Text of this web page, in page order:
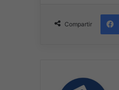
Compartir